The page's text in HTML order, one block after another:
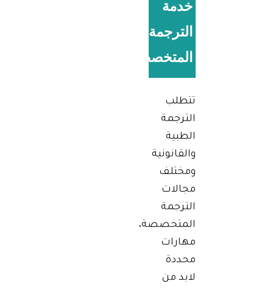
خدمة
الترجمة
المتخصصة
تتطلب
الترجمة
الطبية
والقانونية
ومختلف
مجالات
الترجمة
المتخصصة،
مهارات
محددة
لابد من